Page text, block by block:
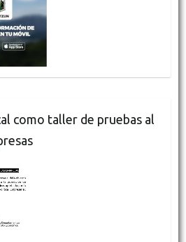
como taller de pruebas al